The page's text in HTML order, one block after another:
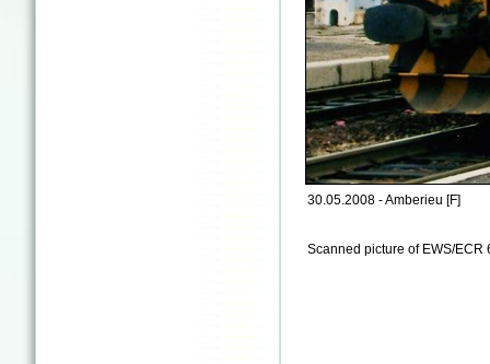
30.05.2008 - Amberieu [F]
Scanned picture of EWS/